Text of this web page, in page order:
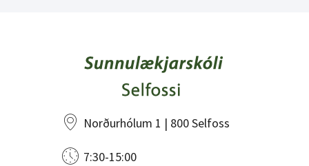
Norðurhólum 1 | 800 Selfoss
7:30-15:00